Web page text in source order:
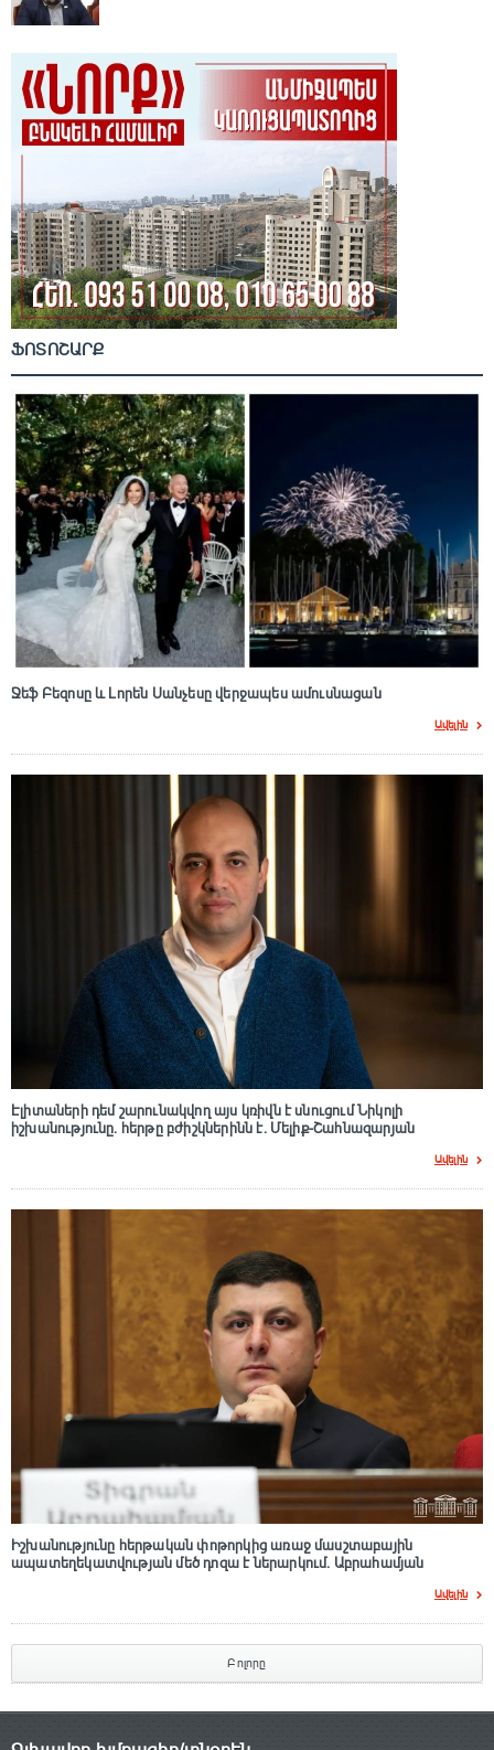
ՖՈՏՈՇԱՐՔ
Ջեֆ Բեզոսը և Լորեն Սանչեսը վերջապես ամուսնացան
Ավելին
Էլիտաների դեմ շարունակվող այս կռիվն է սնուցում Նիկոլի
իշխանությունը. հերթը բժիշկներինն է. Մելիք-Շահնազարյան
Ավելին
Իշխանությունը հերթական փոթորկից առաջ մասշտաբային
ապատեղեկատվության մեծ դnզա է ներարկում․ Աբրահամյան
Ավելին
Բոլորը